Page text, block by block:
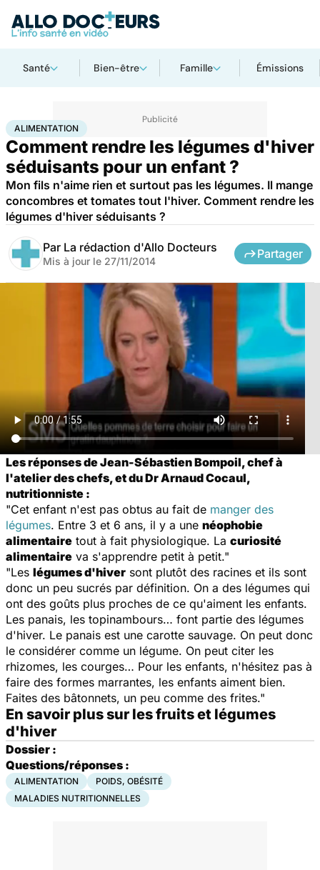
Santé Bien-être Famille Émissions
AccueilSantéMaladies Alimentation
ALIMENTATION
Comment rendre les légumes d'hiver
séduisants pour un enfant ?
Mon fils n'aime rien et surtout pas les légumes. Il mange
concombres et tomates tout l'hiver. Comment rendre les
légumes d'hiver séduisants ?
Par La rédaction d'Allo Docteurs
Mis à jour le 27/11/2014
Partager
Les réponses de Jean-Sébastien Bompoil, chef à
l'atelier des chefs, et du Dr Arnaud Cocaul,
nutritionniste :
"Cet enfant n'est pas obtus au fait de manger des
légumes. Entre 3 et 6 ans, il y a une néophobie
alimentaire tout à fait physiologique. La curiosité
alimentaire va s'apprendre petit à petit."
"Les légumes d'hiver sont plutôt des racines et ils sont
donc un peu sucrés par définition. On a des légumes qui
ont des goûts plus proches de ce qu'aiment les enfants.
Les panais, les topinambours… font partie des légumes
d'hiver. Le panais est une carotte sauvage. On peut donc
le considérer comme un légume. On peut citer les
rhizomes, les courges… Pour les enfants, n'hésitez pas à
faire des formes marrantes, les enfants aiment bien.
Faites des bâtonnets, un peu comme des frites."
En savoir plus sur les fruits et légumes
d'hiver
Dossier :
Questions/réponses :
ALIMENTATION
POIDS, OBÉSITÉ
MALADIES NUTRITIONNELLES